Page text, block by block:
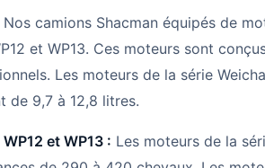
Nos camions Shacman équipés de
et WP13. Ces moteurs sont
Les moteurs de la série
de 9,7 à 12,8 litres.
et WP13 : Les moteurs de la